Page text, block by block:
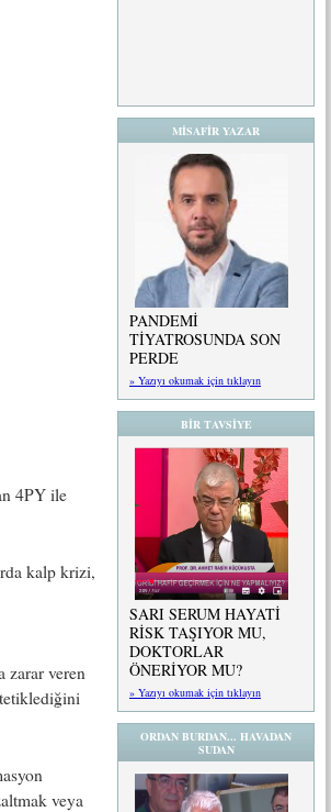
4PY ile
kalp krizi,
zarar veren
veya
MİSAFİR YAZAR
PANDEMİ
TİYATROSUNDA SON
PERDE
» Yazıyı okumak için tıklayın
BİR TAVSİYE
SARI SERUM HAYATİ
RİSK TAŞIYOR MU,
DOKTORLAR
ÖNERİYOR MU?
» Yazıyı okumak için tıklayın
ORDAN BURDAN... HAVADAN
SUDAN